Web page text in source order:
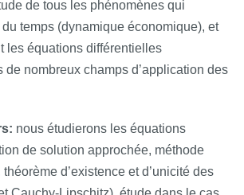
de tous les phénomènes qui
temps (dynamique économique), et
les équations différentielles
de nombreux champs d’application des
nous étudierons les équations
de solution approchée, méthode
d’existence et d’unicité des